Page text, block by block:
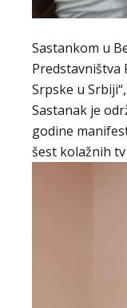
Sastankom u
Predstavništva
Srpske u
Sastanak je
godine
šest kolažnih tv